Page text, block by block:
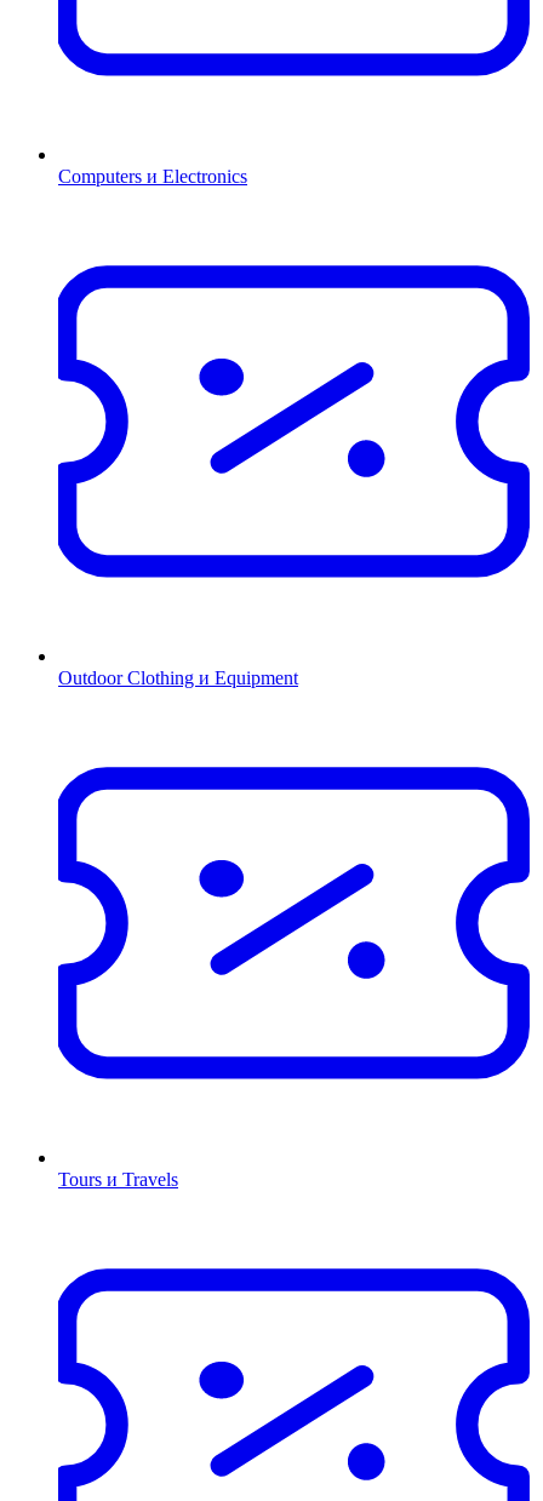
Computers и Electronics
Outdoor Clothing и Equipment
Tours и Travels